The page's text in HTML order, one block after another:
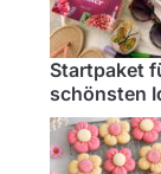
Startpaket
schönsten